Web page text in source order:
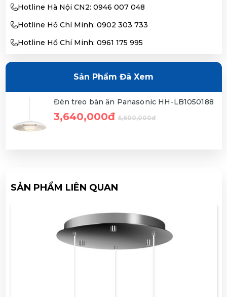
Hotline Hà Nội CN2: 0946 007 048
Hotline Hồ Chí Minh: 0902 303 733
Hotline Hồ Chí Minh: 0961 175 995
Sản Phẩm Đã Xem
Đèn treo bàn ăn Panasonic HH-LB1050188
3,640,000đ 5,600,000đ
SẢN PHẨM LIÊN QUAN